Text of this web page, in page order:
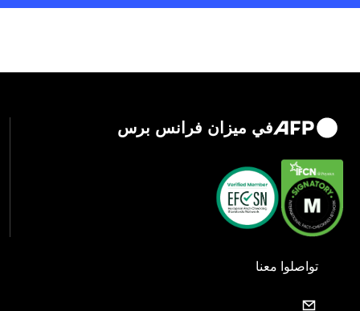
في ميزان فرانس برس
تواصلوا معنا